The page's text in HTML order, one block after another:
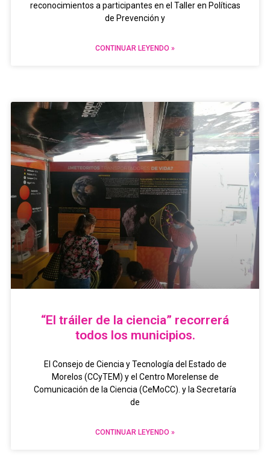
reconocimientos a participantes en el Taller en Políticas
de Prevención y
CONTINUAR LEYENDO »
“El tráiler de la ciencia” recorrerá
todos los municipios.
El Consejo de Ciencia y Tecnología del Estado de
Morelos (CCyTEM) y el Centro Morelense de
Comunicación de la Ciencia (CeMoCC). y la Secretaría
de
CONTINUAR LEYENDO »